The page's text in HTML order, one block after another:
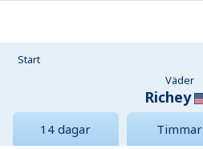
Start
Väder
Richey
14 dagar Timmar